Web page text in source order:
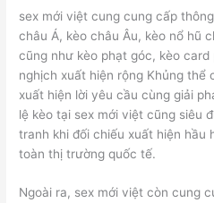
sex mới việt cung cung cấp
châu Á, kèo châu Âu, kèo nổ hũ
cũng như kèo phạt góc, kèo
nghịch xuất hiện rộng Khủng thể
xuất hiện lời yêu cầu cùng giải
lệ kèo tại sex mới việt cũng siêu
tranh khi đối chiếu xuất hiện hầu
toàn thị trường quốc tế.
Ngoài ra, sex mới việt còn cung